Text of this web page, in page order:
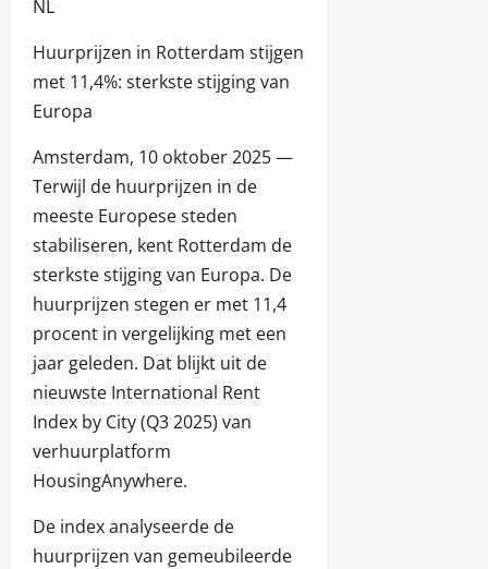
NL
Huurprijzen in Rotterdam stijgen
met 11,4%: sterkste stijging van
Europa
Amsterdam, 10 oktober 2025 —
Terwijl de huurprijzen in de
meeste Europese steden
stabiliseren, kent Rotterdam de
sterkste stijging van Europa. De
huurprijzen stegen er met 11,4
procent in vergelijking met een
jaar geleden. Dat blijkt uit de
nieuwste International Rent
Index by City (Q3 2025) van
verhuurplatform
HousingAnywhere.
De index analyseerde de
huurprijzen van gemeubileerde